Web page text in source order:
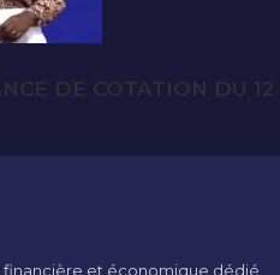
DE COTATION DU 12
et économique dédié